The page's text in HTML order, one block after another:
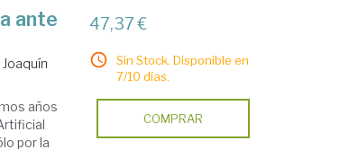
ante
años
por la
47,37 €
Sin Stock. Disponible en
7/10 días.
COMPRAR